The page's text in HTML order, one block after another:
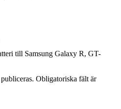
till Samsung Galaxy R, GT-
Obligatoriska fält är